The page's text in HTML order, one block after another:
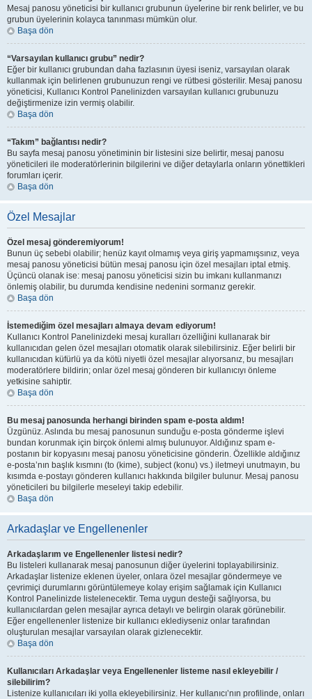
Mesaj panosu yöneticisi bir kullanıcı grubunun üyelerine bir renk belirler, ve bu
grubun üyelerinin kolayca tanınması mümkün olur.
Başa dön
“Varsayılan kullanıcı grubu” nedir?
Eğer bir kullanıcı grubundan daha fazlasının üyesi iseniz, varsayılan olarak
kullanmak için belirlenen grubunuzun rengi ve rütbesi gösterilir. Mesaj panosu
yöneticisi, Kullanıcı Kontrol Panelinizden varsayılan kullanıcı grubunuzu
değiştirmenize izin vermiş olabilir.
Başa dön
“Takım” bağlantısı nedir?
Bu sayfa mesaj panosu yönetiminin bir listesini size belirtir, mesaj panosu
yöneticileri ile moderatörlerinin bilgilerini ve diğer detaylarla onların yönettikleri
forumları içerir.
Başa dön
Özel Mesajlar
Özel mesaj gönderemiyorum!
Bunun üç sebebi olabilir; henüz kayıt olmamış veya giriş yapmamışsınız, veya
mesaj panosu yöneticisi bütün mesaj panosu için özel mesajları iptal etmiş.
Üçüncü olanak ise: mesaj panosu yöneticisi sizin bu imkanı kullanmanızı
önlemiş olabilir, bu durumda kendisine nedenini sormanız gerekir.
Başa dön
İstemediğim özel mesajları almaya devam ediyorum!
Kullanıcı Kontrol Panelinizdeki mesaj kuralları özelliğini kullanarak bir
kullanıcıdan gelen özel mesajları otomatik olarak silebilirsiniz. Eğer belirli bir
kullanıcıdan küfürlü ya da kötü niyetli özel mesajlar alıyorsanız, bu mesajları
moderatörlere bildirin; onlar özel mesaj gönderen bir kullanıcıyı önleme
yetkisine sahiptir.
Başa dön
Bu mesaj panosunda herhangi birinden spam e-posta aldım!
Üzgünüz. Aslında bu mesaj panosunun sunduğu e-posta gönderme işlevi
bundan korunmak için birçok önlemi almış bulunuyor. Aldığınız spam e-
postanın bir kopyasını mesaj panosu yöneticisine gönderin. Özellikle aldığınız
e-posta’nın başlık kısmını (to (kime), subject (konu) vs.) iletmeyi unutmayın, bu
kısımda e-postayı gönderen kullanıcı hakkında bilgiler bulunur. Mesaj panosu
yöneticileri bu bilgilerle meseleyi takip edebilir.
Başa dön
Arkadaşlar ve Engellenenler
Arkadaşlarım ve Engellenenler listesi nedir?
Bu listeleri kullanarak mesaj panosunun diğer üyelerini toplayabilirsiniz.
Arkadaşlar listenize eklenen üyeler, onlara özel mesajlar göndermeye ve
çevrimiçi durumlarını görüntülemeye kolay erişim sağlamak için Kullanıcı
Kontrol Panelinizde listelenecektir. Tema uygun desteği sağlıyorsa, bu
kullanıcılardan gelen mesajlar ayrıca detaylı ve belirgin olarak görünebilir.
Eğer engellenenler listenize bir kullanıcı eklediyseniz onlar tarafından
oluşturulan mesajlar varsayılan olarak gizlenecektir.
Başa dön
Kullanıcıları Arkadaşlar veya Engellenenler listeme nasıl ekleyebilir /
silebilirim?
Listenize kullanıcıları iki yolla ekleyebilirsiniz. Her kullanıcı’nın profilinde, onları